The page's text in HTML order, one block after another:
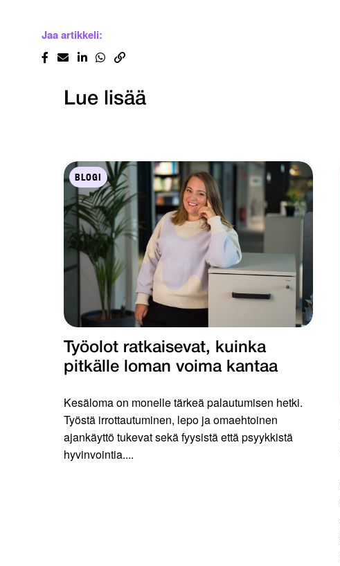
Jaa artikkeli:
Lue lisää
BLOGI
Työolot ratkaisevat, kuinka
pitkälle loman voima kantaa
Kesäloma on monelle tärkeä palautumisen hetki.
Työstä irrottautuminen, lepo ja omaehtoinen
ajankäyttö tukevat sekä fyysistä että psyykkistä
hyvinvointia....